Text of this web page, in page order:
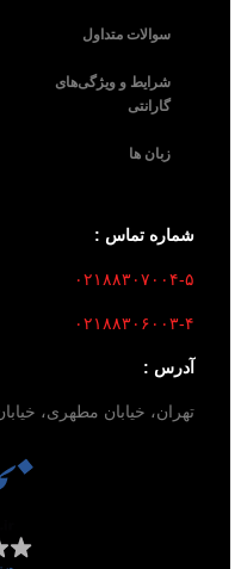
سوالات متداول
شرایط و ویژگی‌های
گارانتی
زبان ها
شماره تماس :
۰۲۱۸۸۳۰۷۰۰۴-۵
۰۲۱۸۸۳۰۶۰۰۳-۴
آدرس :
تهران، خیابان مطهری، خیابان